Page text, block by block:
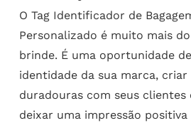
O Tag Identificador de
Personalizado é muito mais
brinde. É uma oportunidade
identidade da sua marca, criar
duradouras com seus clientes
deixar uma impressão positiva